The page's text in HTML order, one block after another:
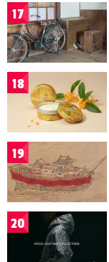
17
18
19
20